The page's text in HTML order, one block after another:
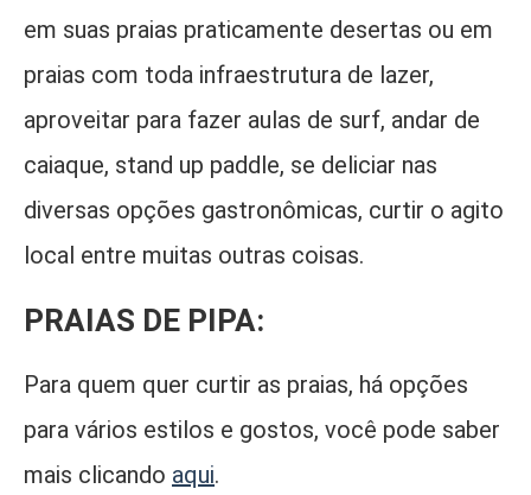
em suas praias praticamente desertas ou em
praias com toda infraestrutura de lazer,
aproveitar para fazer aulas de surf, andar de
caiaque, stand up paddle, se deliciar nas
diversas opções gastronômicas, curtir o agito
local entre muitas outras coisas.
PRAIAS DE PIPA:
Para quem quer curtir as praias, há opções
para vários estilos e gostos, você pode saber
mais clicando aqui.